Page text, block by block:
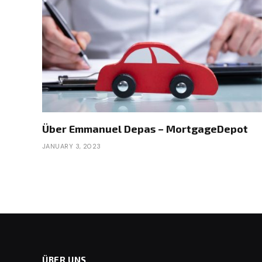
Über Emmanuel Depas – MortgageDepot
JANUARY 3, 2023
ÜBER UNS